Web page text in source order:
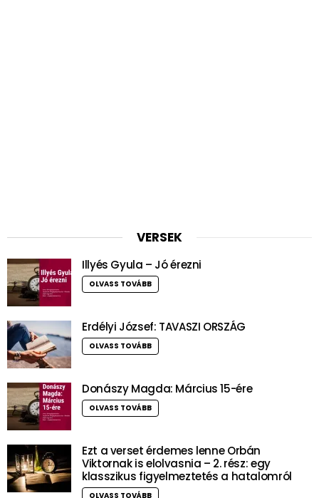
VERSEK
Illyés Gyula – Jó érezni
OLVASS TOVÁBB
Erdélyi József: TAVASZI ORSZÁG
OLVASS TOVÁBB
Donászy Magda: Március 15-ére
OLVASS TOVÁBB
Ezt a verset érdemes lenne Orbán
Viktornak is elolvasnia – 2. rész: egy
klasszikus figyelmeztetés a hatalomról
OLVASS TOVÁBB